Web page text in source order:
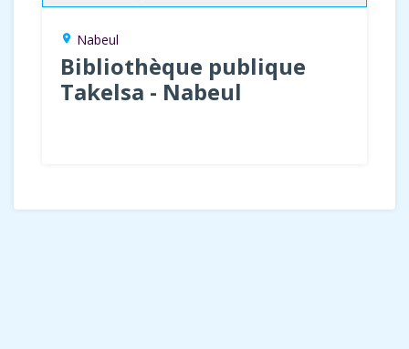
location_on Nabeul
Bibliothèque publique
Takelsa - Nabeul